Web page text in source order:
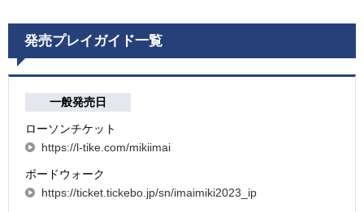
発売プレイガイド一覧
一般発売日
ローソンチケット
https://l-tike.com/mikiimai
ボードウォーク
https://ticket.tickebo.jp/sn/imaimiki2023_ip